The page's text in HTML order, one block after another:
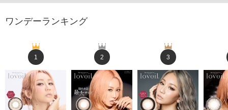
ワンデーランキング
1 2 3